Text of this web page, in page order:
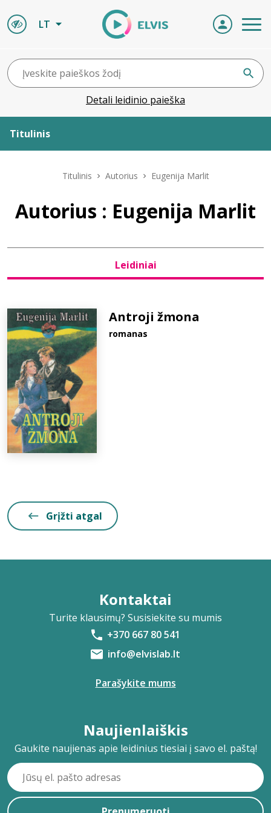
LT
Detali leidinio paieška
Titulinis
Leidiniai
D.U.K.
Titulinis Autorius Eugenija Marlit
Autorius : Eugenija Marlit
Leidiniai
Antroji žmona
romanas
Grįžti atgal
Kontaktai
Turite klausimų? Susisiekite su mumis
+370 667 80 541
info@elvislab.lt
Parašykite mums
Naujienlaiškis
Gaukite naujienas apie leidinius tiesiai į savo el. paštą!